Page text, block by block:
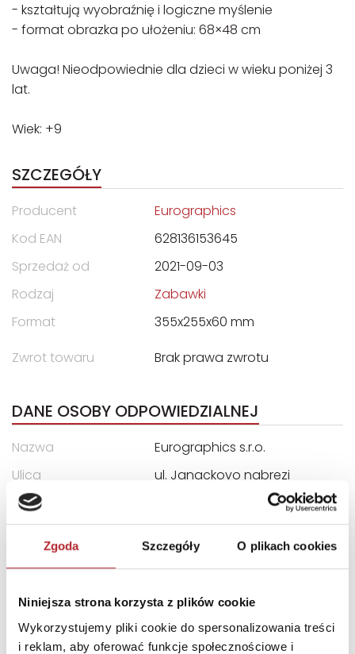
Zgoda Szczegóły O plikach cookies
Niniejsza strona korzysta z plików cookie
Wykorzystujemy pliki cookie do spersonalizowania treści
i reklam, aby oferować funkcje społecznościowe i
- kształtują wyobraźnię i logiczne myślenie
- format obrazka po ułożeniu: 68×48 cm
Uwaga! Nieodpowiednie dla dzieci w wieku poniżej 3
lat.
Wiek: +9
SZCZEGÓŁY
Producent
Eurographics
Kod EAN
628136153645
Sprzedaż od
2021-09-03
Rodzaj
Zabawki
Format
355x255x60 mm
Zwrot towaru
Brak prawa zwrotu
DANE OSOBY ODPOWIEDZIALNEJ
Nazwa
Eurographics s.r.o.
Ulica
ul. Janackovo nabrezi
Kod pocztowy
150-00
Miasto
Smíchov, 150 00 Praha 5
INNI KLIENCI KUPOWALI